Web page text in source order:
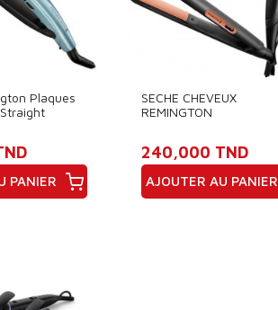
Plaques
PANIER
SECHE CHEVEUX
REMINGTON
240,000 TND
AJOUTER AU PANIER